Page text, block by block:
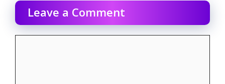
Leave a Comment